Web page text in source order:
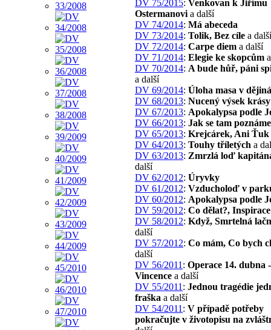
DV 75/2015: Venkovan k Jiřímu
Ostermanovi a další
DV 74/2014: Má abeceda
DV 73/2014: Tolik, Bez cíle a další
DV 72/2014: Carpe diem a další
DV 71/2014: Elegie ke skopcům
DV 70/2014: A bude hůř, páni
a další
DV 69/2014: Úloha masa v
DV 68/2013: Nucený výsek krásy
DV 67/2013: Apokalypsa podle
DV 66/2013: Jak se tam
DV 65/2013: Krejcárek, Ani Ťuk
DV 64/2013: Touhy tříletých a
DV 63/2013: Zmrzlá loď
další
DV 62/2012: Úryvky
DV 61/2012: Vzducholoď v
DV 60/2012: Apokalypsa podle
DV 59/2012: Co dělat?, Inspirace
DV 58/2012: Když, Smrtelná
další
DV 57/2012: Co mám, Co bych
další
DV 56/2011 : Operace 14. dubna
Vincence a další
DV 55/2011 : Jednou tragédie
fraška a další
DV 54/2011 : V případě potřeby
pokračujte v životopisu na